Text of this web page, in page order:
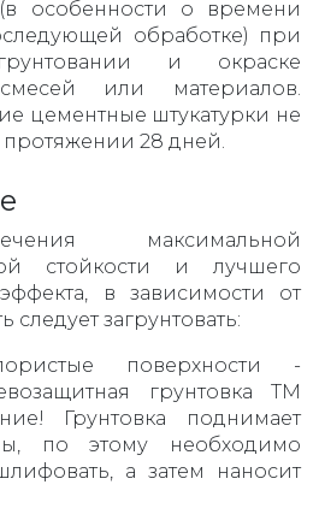
особенности о времени
обработке) при
и окраске
или материалов.
цементные штукатурки не
протяжении 28 дней.
максимальной
стойкости и лучшего
в зависимости от
следует загрунтовать:
поверхности -
грунтовка ТМ
Грунтовка поднимает
по этому необходимо
а затем наносит